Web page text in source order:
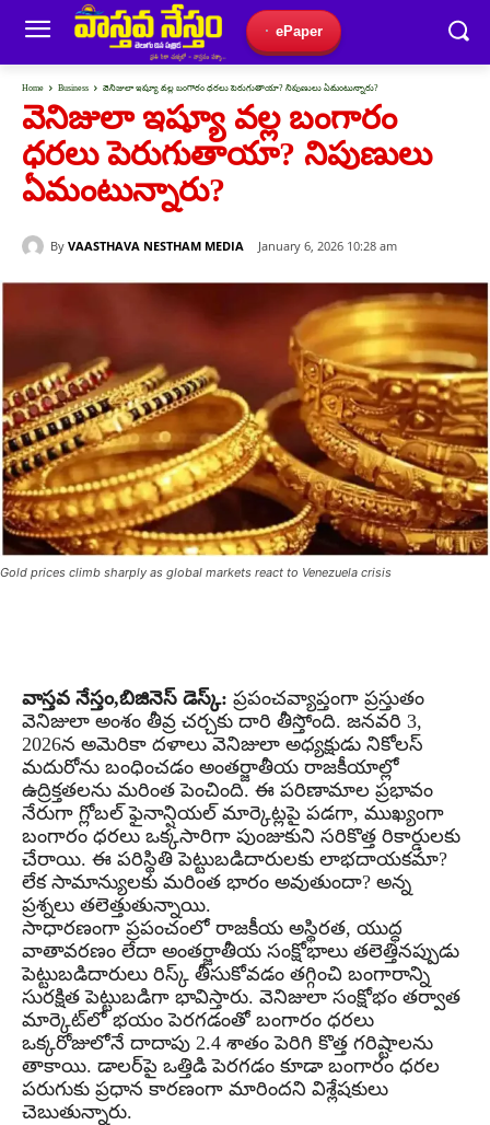
ePaper
Home Business వెనిజులా ఇష్యూ వల్ల బంగారం ధరలు పెరుగుతాయా? నిపుణులు ఏమంటున్నారు?
వెనిజులా ఇష్యూ వల్ల బంగారం
ధరలు పెరుగుతాయా? నిపుణులు
ఏమంటున్నారు?
By VAASTHAVA NESTHAM MEDIA January 6, 2026 10:28 am
Gold prices climb sharply as global markets react to Venezuela crisis
వాస్తవ నేస్తం,బిజినెస్ డెస్క్: ప్రపంచవ్యాప్తంగా ప్రస్తుతం
వెనిజులా అంశం తీవ్ర చర్చకు దారి తీస్తోంది. జనవరి 3,
2026న అమెరికా దళాలు వెనిజులా అధ్యక్షుడు నికోలస్
మదురోను బంధించడం అంతర్జాతీయ రాజకీయాల్లో
ఉద్రిక్తతలను మరింత పెంచింది. ఈ పరిణామాల ప్రభావం
నేరుగా గ్లోబల్ ఫైనాన్షియల్ మార్కెట్లపై పడగా, ముఖ్యంగా
బంగారం ధరలు ఒక్కసారిగా పుంజుకుని సరికొత్త రికార్డులకు
చేరాయి. ఈ పరిస్థితి పెట్టుబడిదారులకు లాభదాయకమా?
లేక సామాన్యులకు మరింత భారం అవుతుందా? అన్న
ప్రశ్నలు తలెత్తుతున్నాయి.
సాధారణంగా ప్రపంచంలో రాజకీయ అస్థిరత, యుద్ధ
వాతావరణం లేదా అంతర్జాతీయ సంక్షోభాలు తలెత్తినప్పుడు
పెట్టుబడిదారులు రిస్క్ తీసుకోవడం తగ్గించి బంగారాన్ని
సురక్షిత పెట్టుబడిగా భావిస్తారు. వెనిజులా సంక్షోభం తర్వాత
మార్కెట్‌లో భయం పెరగడంతో బంగారం ధరలు
ఒక్కరోజులోనే దాదాపు 2.4 శాతం పెరిగి కొత్త గరిష్టాలను
తాకాయి. డాలర్‌పై ఒత్తిడి పెరగడం కూడా బంగారం ధరల
పరుగుకు ప్రధాన కారణంగా మారిందని విశ్లేషకులు
చెబుతున్నారు.